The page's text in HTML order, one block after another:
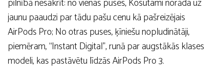
jaunu paaudzi par tādu pašu cenu kā pašreizējais
AirPods Pro; No otras puses, ķīniešu nopludinātāji,
piemēram, “Instant Digital”, runā par augstākās klases
modeli, kas pastāvētu līdzās AirPods Pro 3.